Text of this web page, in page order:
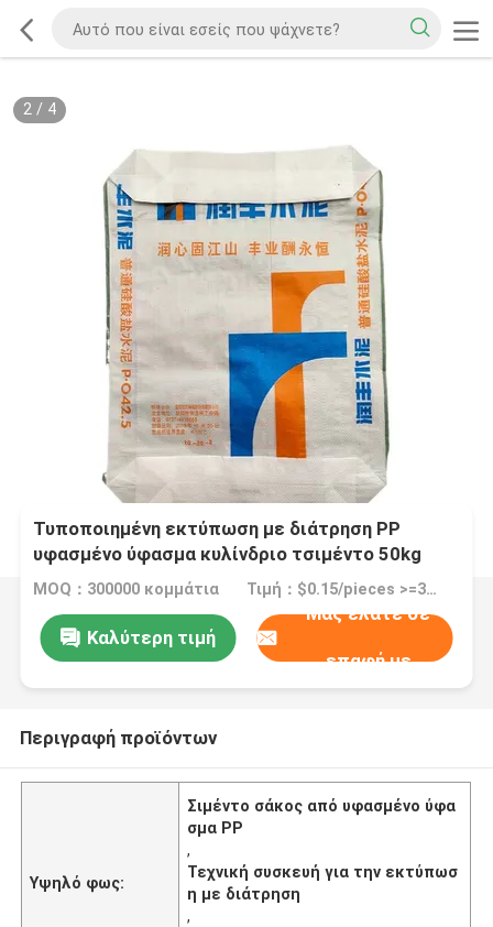
2/ 4
Τυποποιημένη εκτύπωση με διάτρηση PP
υφασμένο ύφασμα κυλίνδριο τσιμέντο 50kg
40kg 30kg 25kg 20kg
MOQ：300000 κομμάτια Τιμή：$0.15/pieces >=300000 pieces
Καλύτερη τιμή
Μας ελάτε σε
επαφή με
Περιγραφή προϊόντων
Υψηλό φως:
Σιμέντο σάκος από υφασμένο ύφα
σμα PP
,
Τεχνική συσκευή για την εκτύπωσ
η με διάτρηση
,